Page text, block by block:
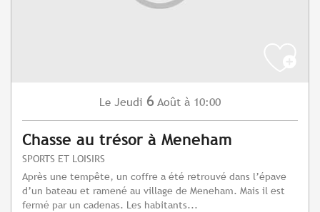
Le Jeudi 6 Août à 10:00
Chasse au trésor à Meneham
SPORTS ET LOISIRS
Après une tempête, un coffre a été retrouvé dans l’épave
d’un bateau et ramené au village de Meneham. Mais il est
fermé par un cadenas. Les habitants...